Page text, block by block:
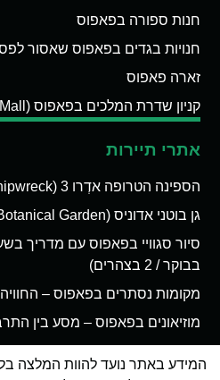
חנות ספורה בפאפוס
חנויות בגדים בפאפוס שאסור
זארה פאפוס
קניון שדרת המלכים בפאפוס (Kings Avenue Mall)
אתרי תיירות
הספינה הטרופה אדְרו 3 (Edro III Shipwreck) בפאפוס
גן בוטני אדוניס (Adonis Botanical Garden) בפאפוס
בבוקר / 2 בצהרים)
מקומות נסתרים בפאפוס –
מוזיאונים בפאפוס – מסע בין
המידע באתר נועד להוות המלצה